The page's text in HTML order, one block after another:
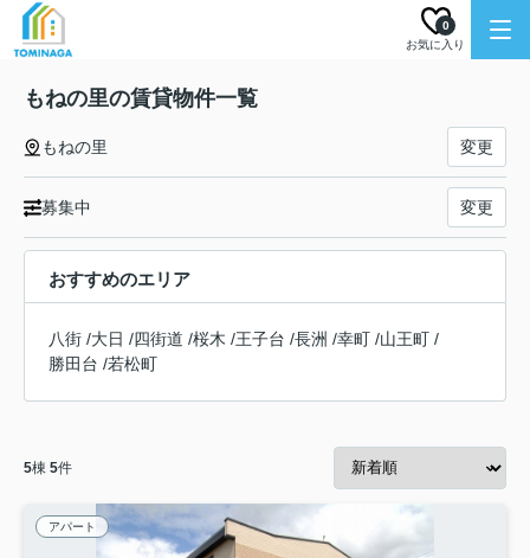
お気に入り
0
もねの里の賃貸物件一覧
もねの里 変更
募集中 変更
おすすめのエリア
八街 /大日 /四街道 /桜木 /王子台 /長洲 /幸町 /山王町 /
勝田台 /若松町
5棟 5件
アパート